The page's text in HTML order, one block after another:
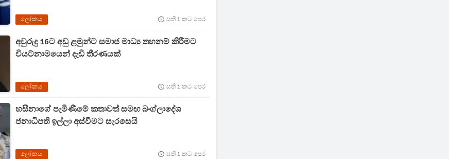
ලෝකය සති 1 කට පෙර
අවුරුදු 16ට අඩු ළමුන්ට සමාජ මාධ්‍ය තහනම් කිරීමට
වියට්නාමයෙන් දැඩි තීරණයක්
ලෝකය සති 1 කට පෙර
හසීනාගේ පැමිණීමේ කතාවත් සමඟ බංග්ලාදේශ
ජනාධිපති ඉල්ලා අස්වීමට සැරසෙයි
ලෝකය සති 1 කට පෙර